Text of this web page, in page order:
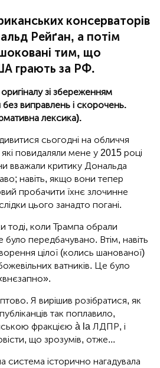
консерваторів
Рейґан, а потім
тим, що
грають за РФ.
зі збереженням
без виправлень і скорочень.
лексика).
сьогодні на обличчя
які повидаляли мене у 2015 році
вважали критику Дональда
навіть, якщо вони тепер
пробачити їхнє злочинне
цього занадто погані.
тоді, коли Трампа обрали
передбачувано. Втім, навіть
цілої (колись шанованої)
ватників. Це було
Я вирішив розібратися, як
так поплавило,
фракцією à la ЛДПР, і
що зрозумів, отже...
система історично нагадувала